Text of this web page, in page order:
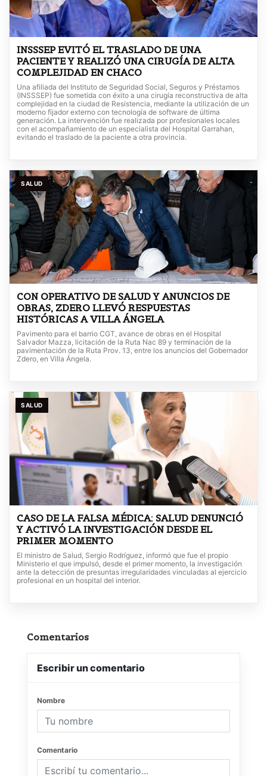
INSSSEP EVITÓ EL TRASLADO DE UNA
PACIENTE Y REALIZÓ UNA CIRUGÍA DE ALTA
COMPLEJIDAD EN CHACO
Una afiliada del Instituto de Seguridad Social, Seguros y Préstamos
(INSSSEP) fue sometida con éxito a una cirugía reconstructiva de alta
complejidad en la ciudad de Resistencia, mediante la utilización de un
moderno fijador externo con tecnología de software de última
generación. La intervención fue realizada por profesionales locales
con el acompañamiento de un especialista del Hospital Garrahan,
evitando el traslado de la paciente a otra provincia.
SALUD
CON OPERATIVO DE SALUD Y ANUNCIOS DE
OBRAS, ZDERO LLEVÓ RESPUESTAS
HISTÓRICAS A VILLA ÁNGELA
Pavimento para el barrio CGT, avance de obras en el Hospital
Salvador Mazza, licitación de la Ruta Nac 89 y terminación de la
pavimentación de la Ruta Prov. 13, entre los anuncios del Gobernador
Zdero, en Villa Ángela.
SALUD
CASO DE LA FALSA MÉDICA: SALUD DENUNCIÓ
Y ACTIVÓ LA INVESTIGACIÓN DESDE EL
PRIMER MOMENTO
El ministro de Salud, Sergio Rodríguez, informó que fue el propio
Ministerio el que impulsó, desde el primer momento, la investigación
ante la detección de presuntas irregularidades vinculadas al ejercicio
profesional en un hospital del interior.
Comentarios
Escribir un comentario
Nombre
Comentario